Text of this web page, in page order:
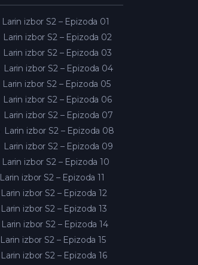
Larin izbor S2 – Epizoda 01
Larin izbor S2 – Epizoda 02
Larin izbor S2 – Epizoda 03
Larin izbor S2 – Epizoda 04
Larin izbor S2 – Epizoda 05
Larin izbor S2 – Epizoda 06
Larin izbor S2 – Epizoda 07
Larin izbor S2 – Epizoda 08
Larin izbor S2 – Epizoda 09
Larin izbor S2 – Epizoda 10
Larin izbor S2 – Epizoda 11
Larin izbor S2 – Epizoda 12
Larin izbor S2 – Epizoda 13
Larin izbor S2 – Epizoda 14
Larin izbor S2 – Epizoda 15
Larin izbor S2 – Epizoda 16